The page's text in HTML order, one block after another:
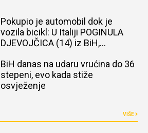
Pokupio je automobil dok je
vozila bicikl: U Italiji POGINULA
DJEVOJČICA (14) iz BiH,
BiH danas na udaru vrućina do 36
stepeni, evo kada stiže
osvježenje
VIŠE